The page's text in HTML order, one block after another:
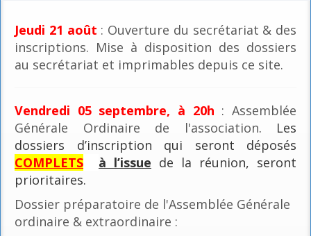
Jeudi 21 août : Ouverture du secrétariat & des
inscriptions. Mise à disposition des dossiers
au secrétariat et imprimables depuis ce site.
Vendredi 05 septembre, à 20h : Assemblée
Générale Ordinaire de l'association. Les
dossiers d’inscription qui seront déposés
COMPLETS
à l’issue de la réunion, seront
prioritaires.
Dossier préparatoire de l'Assemblée Générale
ordinaire & extraordinaire :